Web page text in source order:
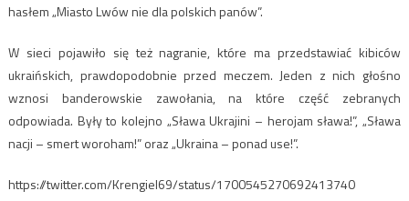
hasłem „Miasto Lwów nie dla polskich panów”.
W sieci pojawiło się też nagranie, które ma przedstawiać kibiców
ukraińskich, prawdopodobnie przed meczem. Jeden z nich głośno
wznosi banderowskie zawołania, na które część zebranych
odpowiada. Były to kolejno „Sława Ukrajini – herojam sława!”, „Sława
nacji – smert woroham!” oraz „Ukraina – ponad use!”.
https://twitter.com/Krengiel69/status/1700545270692413740